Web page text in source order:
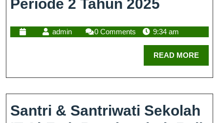
Periode 2 Tahun 2025
admin 0 Comments 9:34 am
READ MORE
Santri & Santriwati Sekolah